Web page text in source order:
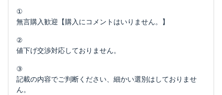
①
無言購入歓迎【購入にコメントはいりません。】
②
値下げ交渉対応しておりません。
③
記載の内容でご判断ください、細かい選別はしておりませ
ん。